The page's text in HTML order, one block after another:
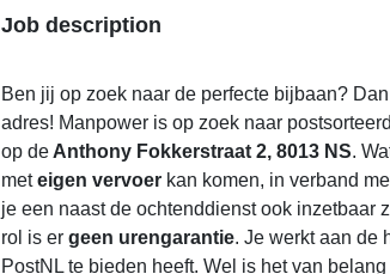
Job description
Ben jij op zoek naar de perfecte bijbaan?
adres! Manpower is op zoek naar
op deAnthony Fokkerstraat 2, 8013 NS.
meteigen vervoerkan komen, in verband
je een naast de ochtenddienst ook inzetbaar
rol is er geen urengarantie. Je werkt aan de
PostNL te bieden heeft. Wel is het van